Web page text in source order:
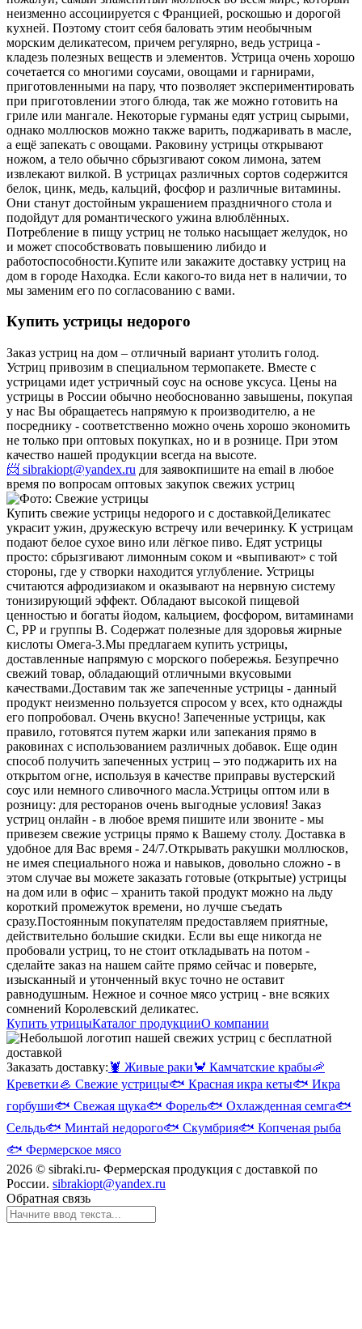
неизменно ассоциируется с Францией, роскошью и дорогой
кухней. Поэтому стоит себя баловать этим необычным
морским деликатесом, причем регулярно, ведь устрица -
кладезь полезных веществ и элементов. Устрица очень хорошо
сочетается со многими соусами, овощами и гарнирами,
приготовленными на пару, что позволяет экспериментировать
при приготовлении этого блюда, так же можно готовить на
гриле или мангале. Некоторые гурманы едят устриц сырыми,
однако моллюсков можно также варить, поджаривать в масле,
а ещё запекать с овощами. Раковину устрицы открывают
ножом, а тело обычно сбрызгивают соком лимона, затем
извлекают вилкой. В устрицах различных сортов содержится
белок, цинк, медь, кальций, фосфор и различные витамины.
Они станут достойным украшением праздничного стола и
подойдут для романтического ужина влюблённых.
Потребление в пищу устриц не только насыщает желудок, но
и может способствовать повышению либидо и
работоспособности.Купите или закажите доставку устриц на
дом в городе Находка. Если какого-то вида нет в наличии, то
мы заменим его по согласованию с вами.
Купить устрицы недорого
Заказ устриц на дом – отличный вариант утолить голод.
Устриц привозим в специальном термопакете. Вместе с
устрицами идет устричный соус на основе уксуса. Цены на
устрицы в России обычно необоснованно завышены, покупая
у нас Вы обращаетесь напрямую к производителю, а не
посреднику - соответственно можно очень хорошо экономить
не только при оптовых покупках, но и в рознице. При этом
качество нашей продукции всегда на высоте.
📨 sibrakiopt@yandex.ru для заявокпишите на email в любое
время по вопросам оптовых закупок свежих устриц
Купить свежие устрицы недорого и с доставкойДеликатес
украсит ужин, дружескую встречу или вечеринку. К устрицам
подают белое сухое вино или лёгкое пиво. Едят устрицы
просто: сбрызгивают лимонным соком и «выпивают» с той
стороны, где у створки находится углубление. Устрицы
считаются афродизиаком и оказывают на нервную систему
тонизирующий эффект. Обладают высокой пищевой
ценностью и богаты йодом, кальцием, фосфором, витаминами
С, РР и группы В. Содержат полезные для здоровья жирные
кислоты Омега-3.Мы предлагаем купить устрицы,
доставленные напрямую с морского побережья. Безупречно
свежий товар, обладающий отличными вкусовыми
качествами.Доставим так же запеченные устрицы - данный
продукт неизменно пользуется спросом у всех, кто однажды
его попробовал. Очень вкусно! Запеченные устрицы, как
правило, готовятся путем жарки или запекания прямо в
раковинах с использованием различных добавок. Еще один
способ получить запеченных устриц – это поджарить их на
открытом огне, используя в качестве приправы вустерский
соус или немного сливочного масла.Устрицы оптом или в
розницу: для ресторанов очень выгодные условия! Заказ
устриц онлайн - в любое время пишите или звоните - мы
привезем свежие устрицы прямо к Вашему столу. Доставка в
удобное для Вас время - 24/7.Открывать ракушки моллюсков,
не имея специального ножа и навыков, довольно сложно - в
этом случае вы можете заказать готовые (открытые) устрицы
на дом или в офис – хранить такой продукт можно на льду
короткий промежуток времени, но лучше съедать
сразу.Постоянным покупателям предоставляем приятные,
действительно большие скидки. Если вы еще никогда не
пробовали устриц, то не стоит откладывать на потом -
сделайте заказ на нашем сайте прямо сейчас и поверьте,
изысканный и утонченный вкус точно не оставит
равнодушным. Нежное и сочное мясо устриц - вне всяких
сомнений Королевский деликатес.
Купить утрицыКаталог продукцииО компании
Заказать доставку: 🦞 Живые раки🦀 Камчатские крабы🦐
Креветки🦪 Свежие устрицы🐟 Красная икра кеты🐟 Икра
горбуши🐟 Свежая щука🐟 Форель🐟 Охлажденная семга🐟
Сельдь🐟 Минтай недорого🐟 Скумбрия🐟 Копченая рыба
🐟 Фермерское мясо
2026 © sibraki.ru- Фермерская продукция с доставкой по
России. sibrakiopt@yandex.ru
Обратная связь